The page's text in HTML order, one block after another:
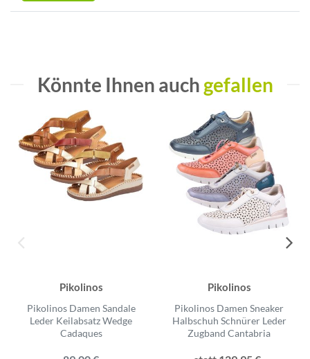
Könnte Ihnen auch gefallen
Pikolinos
Pikolinos Damen Sandale
Leder Keilabsatz Wedge
Cadaques
Pikolinos
Pikolinos Damen Sneaker
Halbschuh Schnürer Leder
Zugband Cantabria